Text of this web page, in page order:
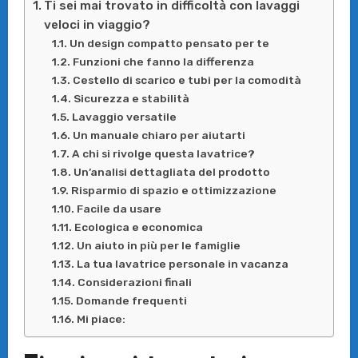
Ti sei mai trovato in difficoltà con lavaggi
veloci in viaggio?
Un design compatto pensato per te
Funzioni che fanno la differenza
Cestello di scarico e tubi per la comodità
Sicurezza e stabilità
Lavaggio versatile
Un manuale chiaro per aiutarti
A chi si rivolge questa lavatrice?
Un’analisi dettagliata del prodotto
Risparmio di spazio e ottimizzazione
Facile da usare
Ecologica e economica
Un aiuto in più per le famiglie
La tua lavatrice personale in vacanza
Considerazioni finali
Domande frequenti
Mi piace: